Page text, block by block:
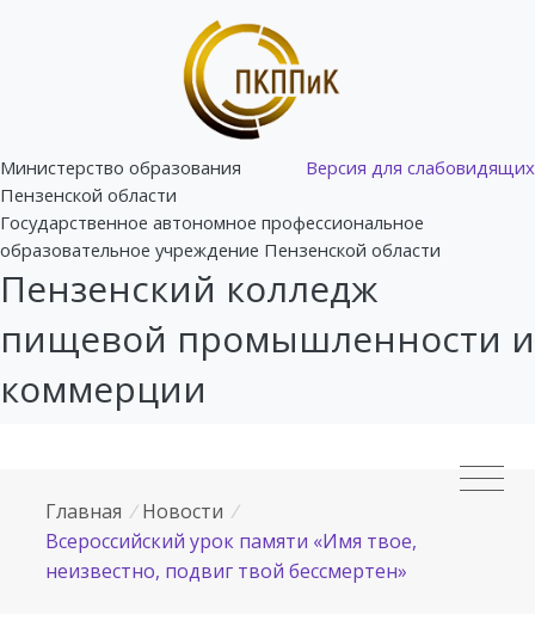
Версия для слабовидящих
Министерство образования
Пензенской области
Государственное автономное профессиональное
образовательное учреждение Пензенской области
Пензенский колледж
пищевой промышленности и
коммерции
Главная / Новости /
Всероссийский урок памяти «Имя твое,
неизвестно, подвиг твой бессмертен»